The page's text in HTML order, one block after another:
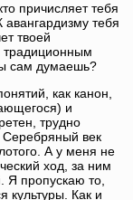
причисляет тебя
тебя
твоей
традиционным
сам думаешь?
как канон,
и
трудно
Серебряный век
А у меня не
ход, за ним
Я пропускаю то,
культуры. Как и